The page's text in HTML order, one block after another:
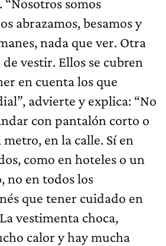
somos
abrazamos, besamos y
nada que ver. Otra
vestir. Ellos se cubren
en cuenta los que
advierte y explica: “No
con pantalón corto o
en la calle. Sí en
como en hoteles o un
no en todos los
que tener cuidado en
vestimenta choca,
calor y hay mucha